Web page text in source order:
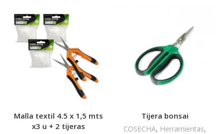
Malla textil 4.5 x 1,5 mts
x3 u + 2 tijeras
Tijera bonsai
COSECHA, Herramientas,